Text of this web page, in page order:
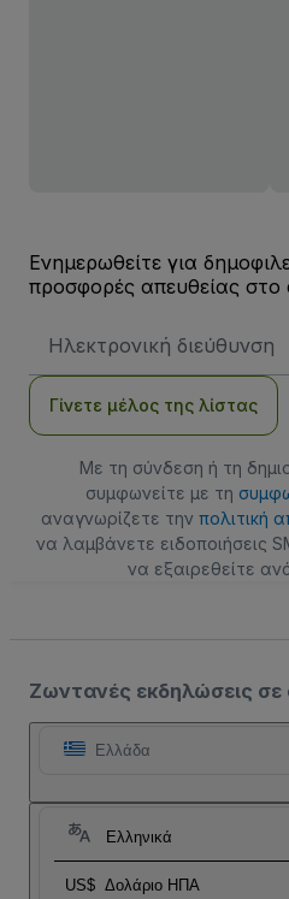
Ενημερωθείτε για
προσφορές απευθείας στο
Email
Γίνετε μέλος της λίστας
Με τη σύνδεση ή τη
συμφωνείτε με τη
αναγνωρίζετε την πολιτική
να λαμβάνετε ειδοποιήσεις
να εξαιρεθείτε
Ζωντανές εκδηλώσεις σε
Ελλάδα
Ελληνικά
US$ Δολάριο ΗΠΑ